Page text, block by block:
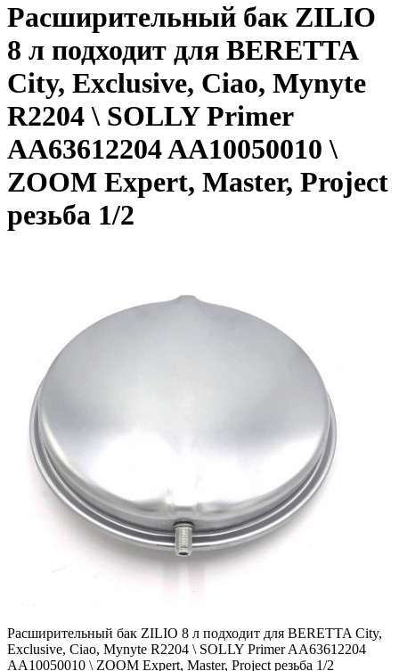
Расширительный бак ZILIO
8 л подходит для BERETTA
City, Exclusive, Ciao, Mynyte
R2204 \ SOLLY Primer
AA63612204 AA10050010 \
ZOOM Expert, Master, Project
резьба 1/2
Расширительный бак ZILIO 8 л подходит для BERETTA City,
Exclusive, Ciao, Mynyte R2204 \ SOLLY Primer AA63612204
AA10050010 \ ZOOM Expert, Master, Project резьба 1/2